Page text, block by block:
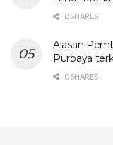
0 SHARES
Alasan
Purbaya
0 SHARES